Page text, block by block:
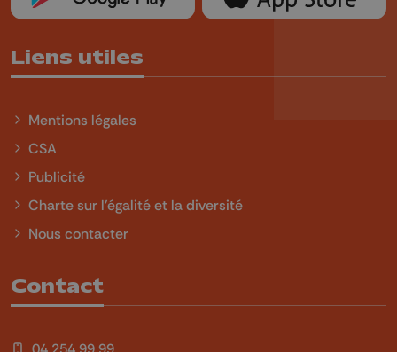
Liens utiles
Mentions légales
CSA
Publicité
Charte sur l'égalité et la diversité
Nous contacter
Contact
04 254 99 99